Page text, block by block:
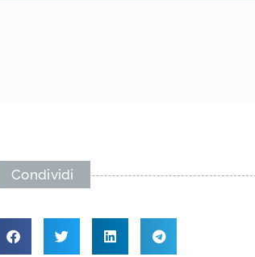
Condividi